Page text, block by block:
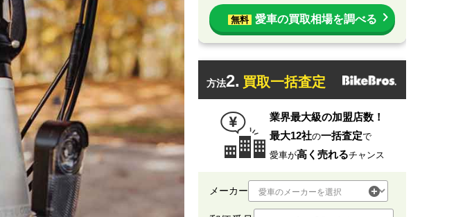
無料 愛車の買取相場を調べる
方法2. 買取一括査定
業界最大級の加盟店数！
最大12社の一括査定で
愛車が高く売れるチャンス
メーカー